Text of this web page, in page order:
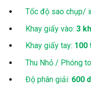
Tốc độ sao chụp/
Khay giấy vào: 3
Khay giấy tay: 100
Thu Nhỏ / Phóng
Độ phân giải: 600